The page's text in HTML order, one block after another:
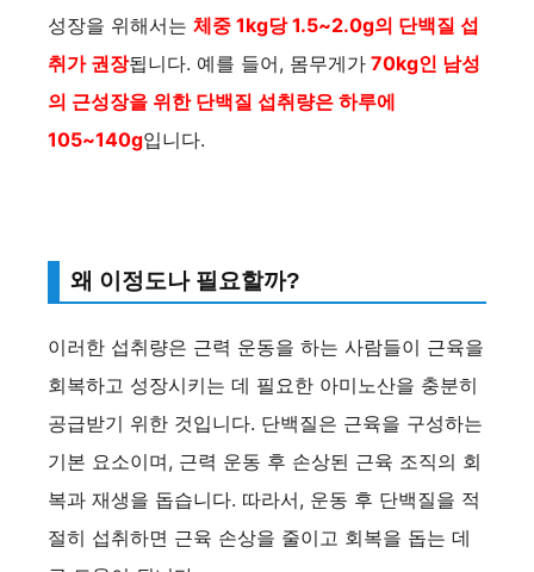
성장을 위해서는 체중 1kg당 1.5~2.0g의 단백질 섭
취가 권장됩니다. 예를 들어, 몸무게가 70kg인 남성
의 근성장을 위한 단백질 섭취량은 하루에
105~140g입니다.
왜 이정도나 필요할까?
이러한 섭취량은 근력 운동을 하는 사람들이 근육을
회복하고 성장시키는 데 필요한 아미노산을 충분히
공급받기 위한 것입니다. 단백질은 근육을 구성하는
기본 요소이며, 근력 운동 후 손상된 근육 조직의 회
복과 재생을 돕습니다. 따라서, 운동 후 단백질을 적
절히 섭취하면 근육 손상을 줄이고 회복을 돕는 데